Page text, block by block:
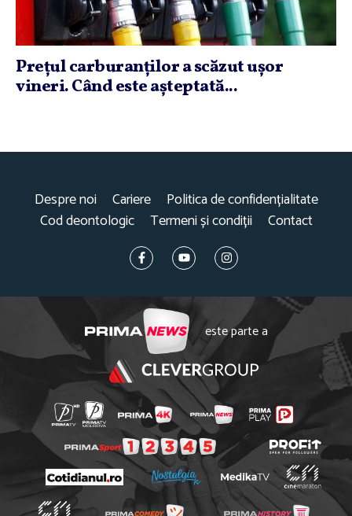
Preţul carburanţilor a scăzut uşor
vineri. Când este aşteptată...
Despre noi Cariere
Politica de confidențialitate
Cod deontologic
Termeni și condiții Contact
este parte a